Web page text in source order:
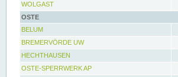
WOLGAST
OSTE
BELUM
BREMERVÖRDE UW
HECHTHAUSEN
OSTE-SPERRWERK AP